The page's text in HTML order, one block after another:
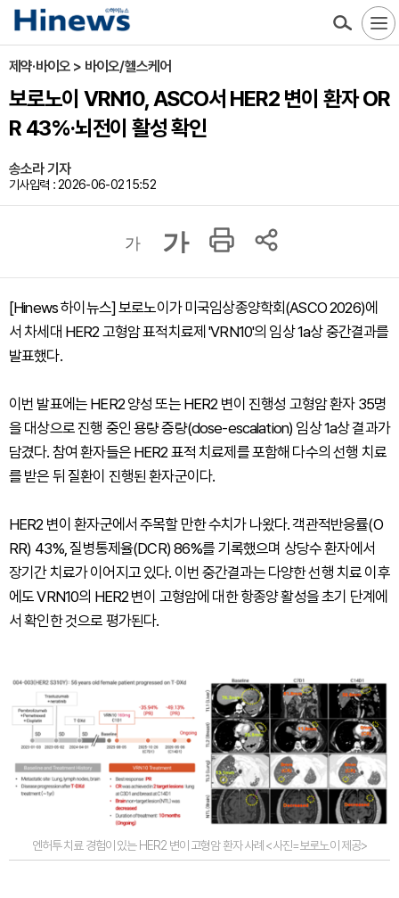
제약·바이오 > 바이오/헬스케어
보로노이 VRN10, ASCO서 HER2 변이 환자 OR
R 43%·뇌전이 활성 확인
송소라 기자
기사입력 : 2026-06-02 15:52
가 가
[Hinews 하이뉴스] 보로노이가 미국임상종양학회(ASCO 2026)에
서 차세대 HER2 고형암 표적치료제 'VRN10'의 임상 1a상 중간결과를
발표했다.
이번 발표에는 HER2 양성 또는 HER2 변이 진행성 고형암 환자 35명
을 대상으로 진행 중인 용량 증량(dose-escalation) 임상 1a상 결과가
담겼다. 참여 환자들은 HER2 표적 치료제를 포함해 다수의 선행 치료
를 받은 뒤 질환이 진행된 환자군이다.
HER2 변이 환자군에서 주목할 만한 수치가 나왔다. 객관적반응률(O
RR) 43%, 질병통제율(DCR) 86%를 기록했으며 상당수 환자에서
장기간 치료가 이어지고 있다. 이번 중간결과는 다양한 선행 치료 이후
에도 VRN10의 HER2 변이 고형암에 대한 항종양 활성을 초기 단계에
서 확인한 것으로 평가된다.
엔허투 치료 경험이 있는 HER2 변이 고형암 환자 사례 <사진=보로노이 제공>